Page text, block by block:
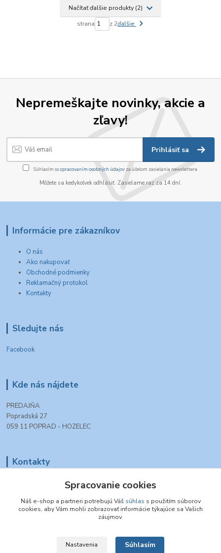
Načítať ďalšie produkty (2)
strana z 2ďalšie
Nepremeškajte novinky, akcie a
zľavy!
Prihlásiť sa
Súhlasím sospracovaním osobných údajov za účelom zasielania newslettera.
Môžete sa kedykoľvek odhlásiť. Zasielame raz za 14 dní.
Informácie pre zákazníkov
O nás
Ako nakupovať
Obchodné podmienky
Reklamačný protokol
Kontakty
Sledujte nás
Facebook
Kde nás nájdete
PREDAJŇA
Popradská 27
059 11 POPRAD - HOZELEC
Kontakty
+421 903 990 777
tt.modelovazeleznica@gmail.com
Spracovanie cookies
Náš e-shop a partneri potrebujú Váš súhlas s použitím súborov
cookies, aby Vám mohli zobrazovať informácie týkajúce sa Vašich
záujmov.
Nastavenia Súhlasím